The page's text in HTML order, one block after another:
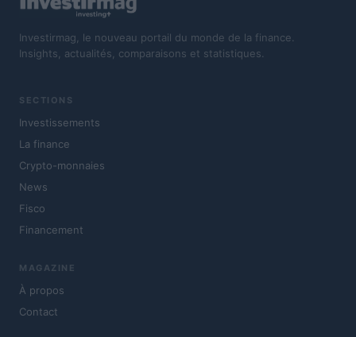
Investirmag, le nouveau portail du monde de la finance.
Insights, actualités, comparaisons et statistiques.
SECTIONS
Investissements
La finance
Crypto-monnaies
News
Fisco
Financement
MAGAZINE
À propos
Contact